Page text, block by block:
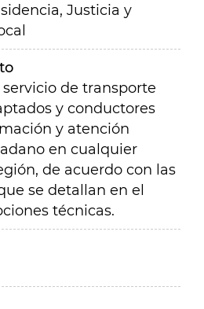
Justicia y
de transporte
y conductores
y atención
en cualquier
de acuerdo con las
se detallan en el
técnicas.